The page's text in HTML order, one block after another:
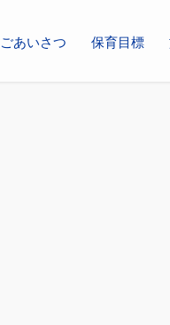
ごあいさつ 保育目標